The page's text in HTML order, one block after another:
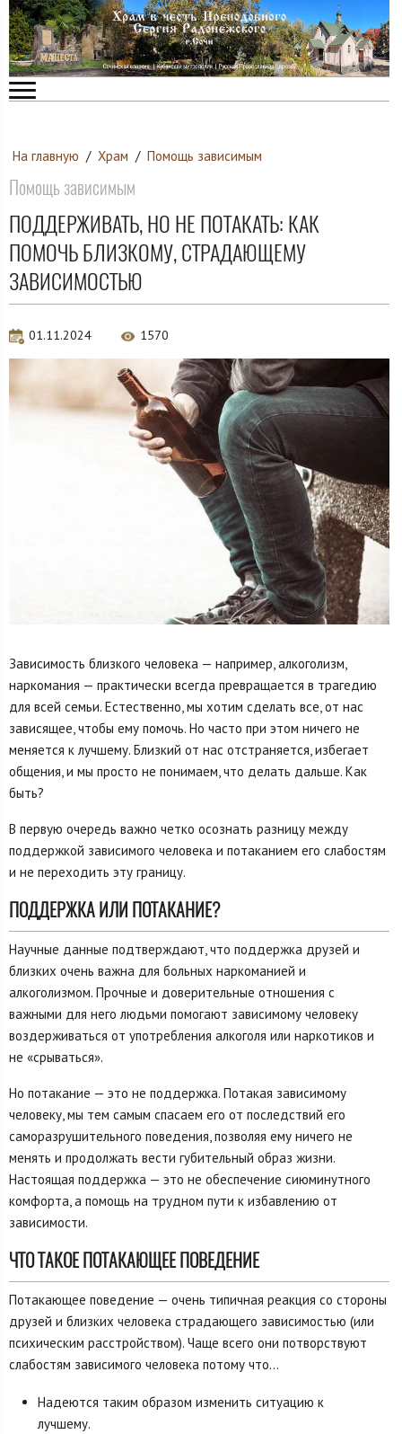
На главную / Храм / Помощь зависимым
Помощь зависимым
ПОДДЕРЖИВАТЬ, НО НЕ ПОТАКАТЬ: КАК
ПОМОЧЬ БЛИЗКОМУ, СТРАДАЮЩЕМУ
ЗАВИСИМОСТЬЮ
01.11.2024 1570
Зависимость близкого человека — например, алкоголизм,
наркомания — практически всегда превращается в трагедию
для всей семьи. Естественно, мы хотим сделать все, от нас
зависящее, чтобы ему помочь. Но часто при этом ничего не
меняется к лучшему. Близкий от нас отстраняется, избегает
общения, и мы просто не понимаем, что делать дальше. Как
быть?
В первую очередь важно четко осознать разницу между
поддержкой зависимого человека и потаканием его слабостям
и не переходить эту границу.
ПОДДЕРЖКА ИЛИ ПОТАКАНИЕ?
Научные данные подтверждают, что поддержка друзей и
близких очень важна для больных наркоманией и
алкоголизмом. Прочные и доверительные отношения с
важными для него людьми помогают зависимому человеку
воздерживаться от употребления алкоголя или наркотиков и
не «срываться».
Но потакание — это не поддержка. Потакая зависимому
человеку, мы тем самым спасаем его от последствий его
саморазрушительного поведения, позволяя ему ничего не
менять и продолжать вести губительный образ жизни.
Настоящая поддержка — это не обеспечение сиюминутного
комфорта, а помощь на трудном пути к избавлению от
зависимости.
ЧТО ТАКОЕ ПОТАКАЮЩЕЕ ПОВЕДЕНИЕ
Потакающее поведение — очень типичная реакция со стороны
друзей и близких человека страдающего зависимостью (или
психическим расстройством). Чаще всего они потворствуют
слабостям зависимого человека потому что…
Надеются таким образом изменить ситуацию к
лучшему.